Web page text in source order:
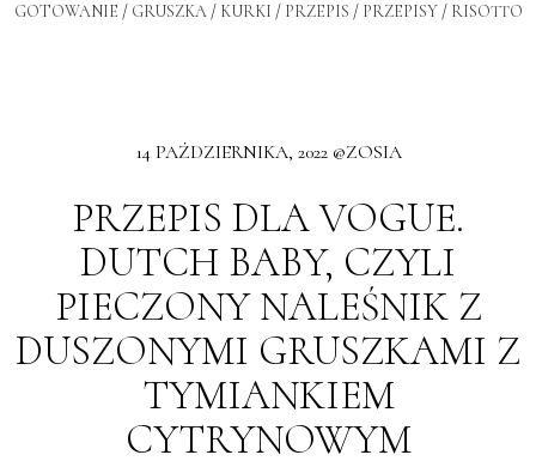
GOTOWANIE / GRUSZKA/ KURKI / PRZEPIS / PRZEPISY/ RISOTTO
14 PAŹDZIERNIKA, 2022 @ZOSIA
PRZEPIS DLA VOGUE.
DUTCH BABY, CZYLI
PIECZONY NALEŚNIK Z
DUSZONYMI GRUSZKAMI Z
TYMIANKIEM
CYTRYNOWYM